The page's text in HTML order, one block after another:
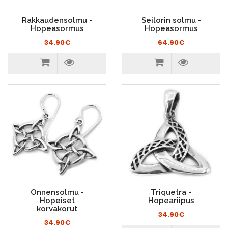
Rakkaudensolmu -
Hopeasormus
34.90€
Seilorin solmu -
Hopeasormus
64.90€
Onnensolmu -
Hopeiset
korvakorut
34.90€
Triquetra -
Hopeariipus
34.90€